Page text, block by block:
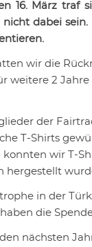
16. März traf
dabei
wir die
weitere 2 Jahre
der
T-Shirts
konnten wir T-
hergestellt
in der
die
nächsten